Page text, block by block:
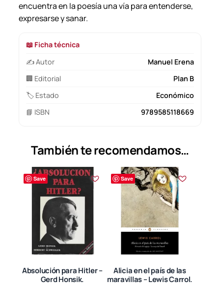
encuentra en la poesía una vía para entenderse,
expresarse y sanar.
📖 Ficha técnica
✍️ Autor
Manuel Erena
🏢 Editorial
Plan B
🏷️ Estado
Económico
📘 ISBN
9789585118669
También te recomendamos…
Save
Absolución para Hitler –
Gerd Honsik.
Save
Alicia en el país de las
maravillas – Lewis Carrol.